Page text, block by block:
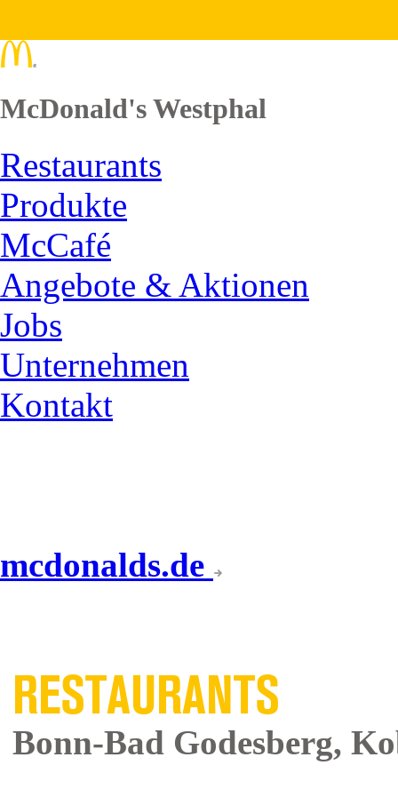
McDonald's Westphal
Restaurants
Produkte
McCafé
Angebote & Aktionen
Jobs
Unternehmen
Kontakt
mcdonalds.de
RESTAURANTS
Bonn-Bad Godesberg,